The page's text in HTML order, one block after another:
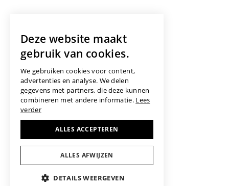
Deze website maakt
gebruik van cookies.
We gebruiken cookies voor content,
advertenties en analyse. We delen
gegevens met partners, die deze kunnen
combineren met andere informatie. Lees
verder
ALLES ACCEPTEREN
ALLES AFWIJZEN
DETAILS WEERGEVEN